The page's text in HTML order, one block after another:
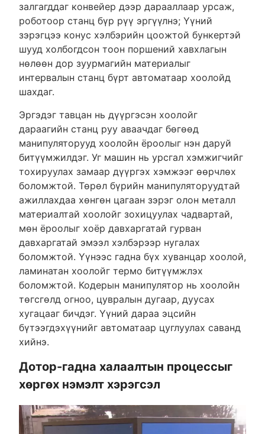
залгагддаг конвейер дээр дарааллаар урсаж,
роботоор станц бүр рүү эргүүлнэ; Үүний
зэрэгцээ конус хэлбэрийн цоожтой бункертэй
шууд холбогдсон тоон поршений хавхлагын
нөлөөн дор зуурмагийн материалыг
интервалын станц бүрт автоматаар хоолойд
шахдаг.
Эргэдэг тавцан нь дүүргэсэн хоолойг
дараагийн станц руу аваачдаг бөгөөд
манипуляторууд хоолойн ёроолыг нэн даруй
битүүмжилдэг. Уг машин нь урсгал хэмжигчийг
тохируулах замаар дүүргэх хэмжээг өөрчлөх
боломжтой. Төрөл бүрийн манипуляторуудтай
ажиллахдаа хөнгөн цагаан зэрэг олон металл
материалтай хоолойг зохицуулах чадвартай,
мөн ёроолыг хоёр давхаргатай гурван
давхаргатай эмээл хэлбэрээр нугалах
боломжтой. Үүнээс гадна бүх хуванцар хоолой,
ламинатан хоолойг термо битүүмжлэх
боломжтой. Кодерын манипулятор нь хоолойн
төгсгөлд огноо, цувралын дугаар, дуусах
хугацааг бичдэг. Үүний дараа эцсийн
бүтээгдэхүүнийг автоматаар цуглуулах саванд
хийнэ.
Дотор-гадна халаалтын процессыг
хөргөх нэмэлт хэрэгсэл